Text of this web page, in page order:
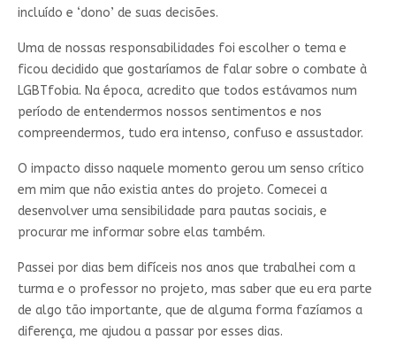
incluído e ‘dono’ de suas decisões.
Uma de nossas responsabilidades foi escolher o tema e
ficou decidido que gostaríamos de falar sobre o combate à
LGBTfobia. Na época, acredito que todos estávamos num
período de entendermos nossos sentimentos e nos
compreendermos, tudo era intenso, confuso e assustador.
O impacto disso naquele momento gerou um senso crítico
em mim que não existia antes do projeto. Comecei a
desenvolver uma sensibilidade para pautas sociais, e
procurar me informar sobre elas também.
Passei por dias bem difíceis nos anos que trabalhei com a
turma e o professor no projeto, mas saber que eu era parte
de algo tão importante, que de alguma forma fazíamos a
diferença, me ajudou a passar por esses dias.